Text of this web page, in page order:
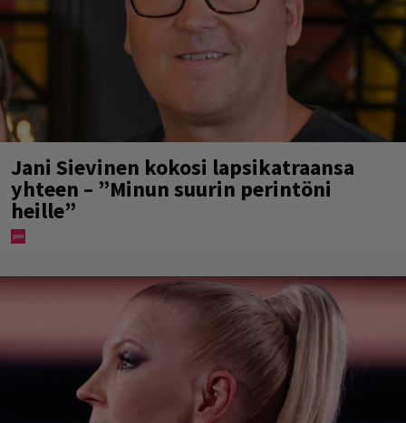
Jani Sievinen kokosi lapsikatraansa
yhteen – ”Minun suurin perintöni
heille”